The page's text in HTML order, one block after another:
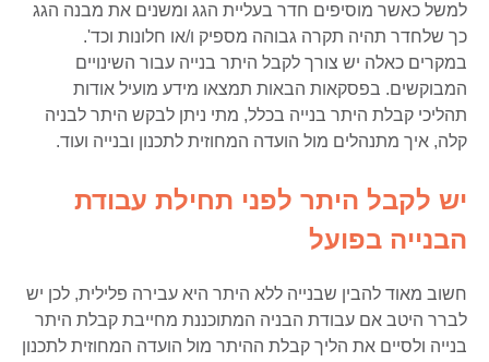
למשל כאשר מוסיפים חדר בעליית הגג ומשנים את מבנה הגג
כך שלחדר תהיה תקרה גבוהה מספיק ו/או חלונות וכד'.
במקרים כאלה יש צורך לקבל היתר בנייה עבור השינויים
המבוקשים. בפסקאות הבאות תמצאו מידע מועיל אודות
תהליכי קבלת היתר בנייה בכלל, מתי ניתן לבקש היתר לבניה
קלה, איך מתנהלים מול הועדה המחוזית לתכנון ובנייה ועוד.
יש לקבל היתר לפני תחילת עבודת
הבנייה בפועל
חשוב מאוד להבין שבנייה ללא היתר היא עבירה פלילית, לכן יש
לברר היטב אם עבודת הבניה המתוכננת מחייבת קבלת היתר
בנייה ולסיים את הליך קבלת ההיתר מול הועדה המחוזית לתכנון